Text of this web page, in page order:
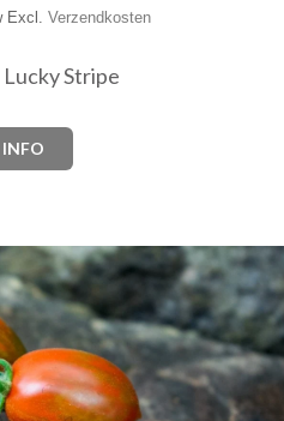
Excl. Verzendkosten
Stripe
INFO